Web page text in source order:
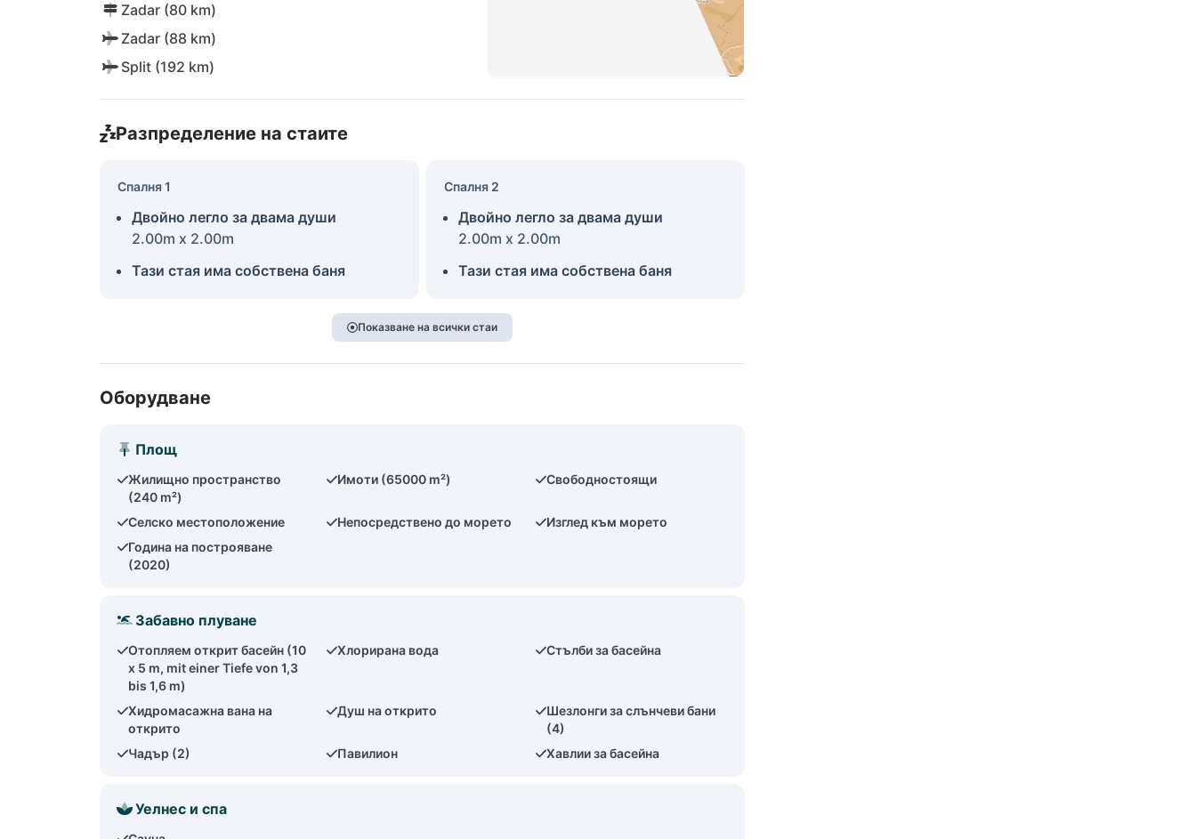
Zadar (80 km)
Zadar (88 km)
Split (192 km)
Разпределение на стаите
Спалня 1
Двойно легло за двама души
2.00m x 2.00m
Тази стая има собствена баня
Спалня 2
Двойно легло за двама души
2.00m x 2.00m
Тази стая има собствена баня
Показване на всички стаи
Оборудване
Площ
Жилищно пространство
(240 m²)
Имоти (65000 m²) Свободностоящи
Селско местоположение Непосредствено до морето
Изглед към морето
Година на построяване
(2020)
Забавно плуване
Отопляем открит басейн (10
x 5 m, mit einer Tiefe von 1,3
bis 1,6 m)
Хлорирана вода Стълби за басейна
Хидромасажна вана на
открито
Душ на открито
Шезлонги за слънчеви бани
(4)
Чадър (2)
Павилион Хавлии за басейна
Уелнес и спа